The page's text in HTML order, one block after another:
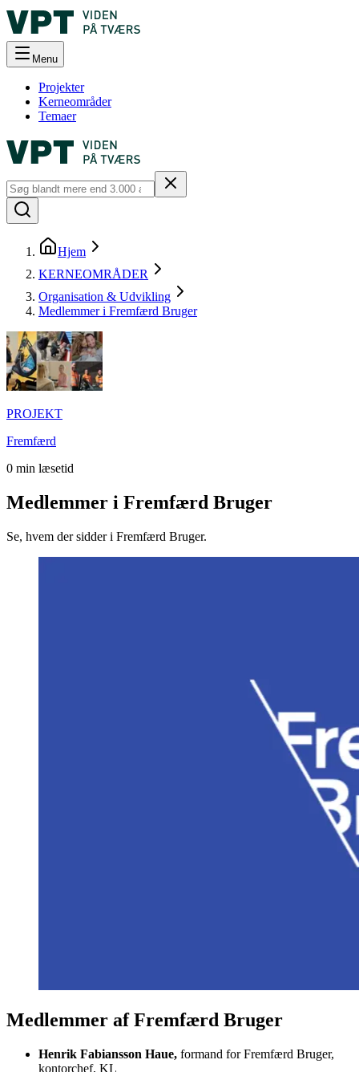
Menu
Projekter
Kerneområder
Temaer
Hjem
KERNEOMRÅDER
Organisation & Udvikling
Medlemmer i Fremfærd Bruger
PROJEKT
Fremfærd
0 min læsetid
Medlemmer i Fremfærd Bruger
Se, hvem der sidder i Fremfærd Bruger.
Medlemmer af Fremfærd Bruger
Henrik Fabiansson Haue, formand for Fremfærd Bruger,
kontorchef, KL